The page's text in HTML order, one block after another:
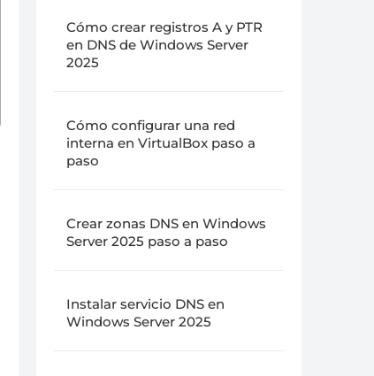
Cómo crear registros A y PTR
en DNS de Windows Server
2025
Cómo configurar una red
interna en VirtualBox paso a
paso
Crear zonas DNS en Windows
Server 2025 paso a paso
Instalar servicio DNS en
Windows Server 2025